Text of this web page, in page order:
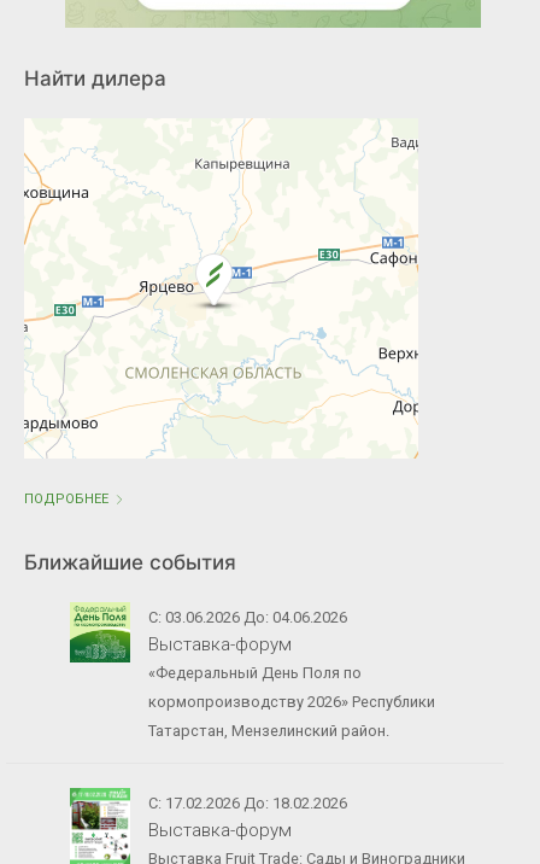
Найти дилера
ПОДРОБНЕЕ
Ближайшие события
С: 03.06.2026 До: 04.06.2026
Выставка-форум
«Федеральный День Поля по
кормопроизводству 2026» Республики
Татарстан, Мензелинский район.
С: 17.02.2026 До: 18.02.2026
Выставка-форум
Выставка Fruit Trade: Сады и Виноградники